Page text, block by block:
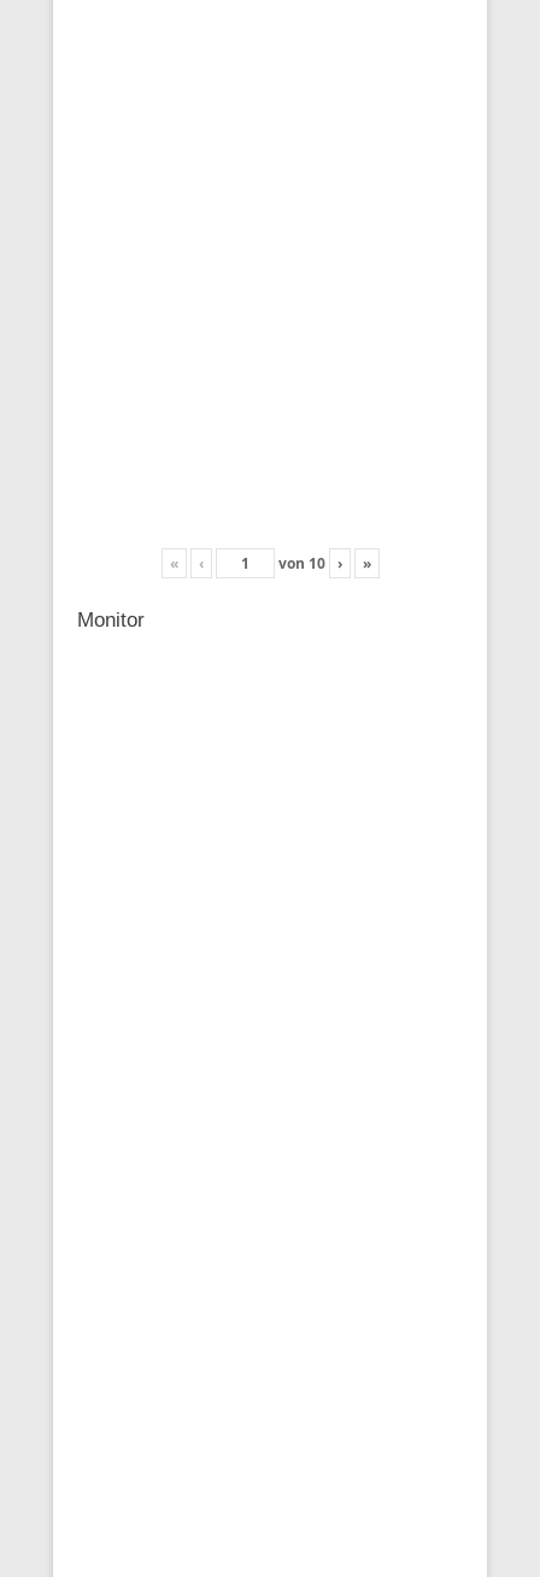
« ‹ von 10 › »
Monitor